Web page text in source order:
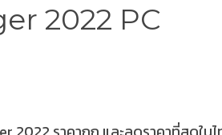
2022 PC